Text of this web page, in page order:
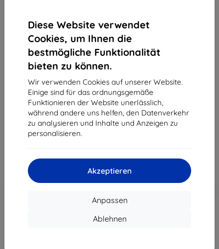
Diese Website verwendet
Cookies, um Ihnen die
bestmögliche Funktionalität
bieten zu können.
Wir verwenden Cookies auf unserer Website.
Einige sind für das ordnungsgemäße
Funktionieren der Website unerlässlich,
während andere uns helfen, den Datenverkehr
zu analysieren und Inhalte und Anzeigen zu
personalisieren.
Akzeptieren
Anpassen
Ablehnen
3MK PaperFeeling iPad Air 1 gen 9.7" 2 Stk.
Schutzfolie
Geeignet für: Apple iPad Air 1 9.7
Produktbeschreibung
22,90 €
ohne MWSt
In den